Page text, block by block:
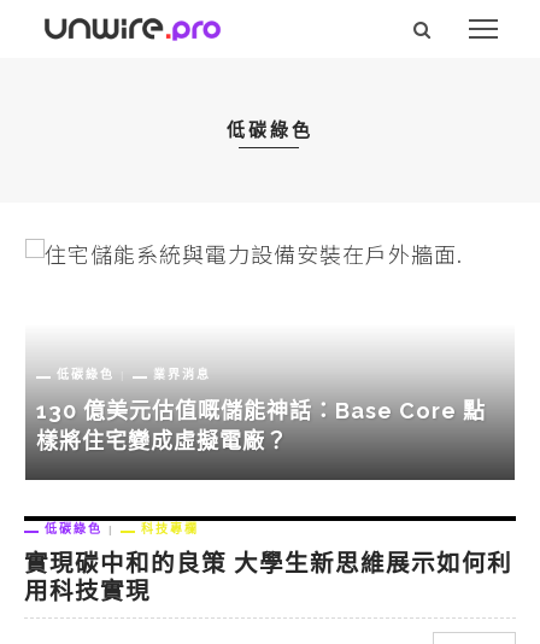
低碳綠色
低碳綠色 業界消息
130 億美元估值嘅儲能神話：Base Core 點
樣將住宅變成虛擬電廠？
低碳綠色 科技專欄
實現碳中和的良策 大學生新思維展示如何利
用科技實現